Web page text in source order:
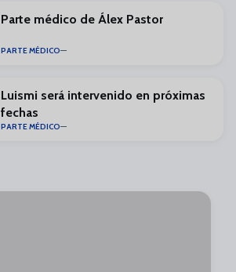
Parte médico de Álex Pastor
PARTE MÉDICO
Luismi será intervenido en próximas
fechas
PARTE MÉDICO